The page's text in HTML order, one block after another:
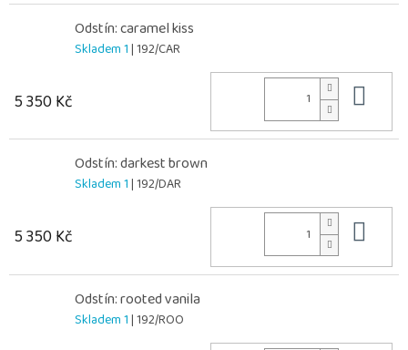
Odstín: caramel kiss
Skladem 1| 192/CAR
5 350 Kč
Odstín: darkest brown
Skladem 1| 192/DAR
5 350 Kč
Odstín: rooted vanila
Skladem 1| 192/ROO